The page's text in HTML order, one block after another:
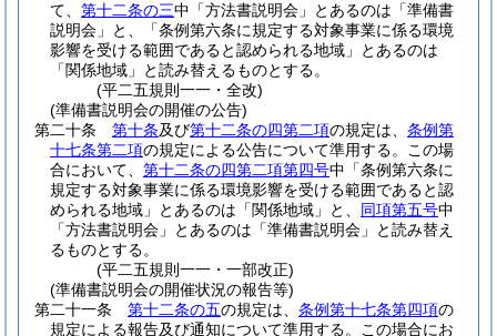
て、 第十二条の三中「方法書説明会」とあるのは「準備書
説明会」と、「条例第六条に規定する対象事業に係る環境
影響を受ける範囲であると認められる地域」とあるのは
「関係地域」と読み替えるものとする。
(平二五規則一一・全改)
(準備書説明会の開催の公告)
第二十条
第十条及び第十二条の四第二項の規定は、 条例第
十七条第二項の規定による公告について準用する。
この場
合において、 第十二条の四第二項第四号中「条例第六条に
規定する対象事業に係る環境影響を受ける範囲であると認
められる地域」とあるのは「関係地域」と、 同項第五号中
「方法書説明会」とあるのは「準備書説明会」と読み替え
るものとする。
(平二五規則一一・一部改正)
(準備書説明会の開催状況の報告等)
第二十一条
第十二条の五の規定は、 条例第十七条第四項の
規定による報告及び通知について準用する。
この場合にお